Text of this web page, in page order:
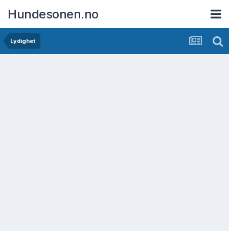
Hundesonen.no
Lydighet